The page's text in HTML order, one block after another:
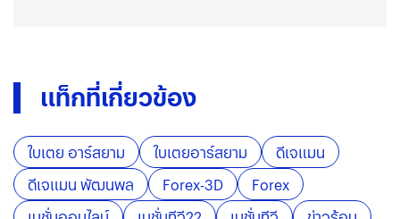
แท็กที่เกี่ยวข้อง
ใบเตย อาร์สยาม ใบเตยอาร์สยาม
ดีเจแมน
ดีเจแมน พัฒนพล
Forex-3D
Forex